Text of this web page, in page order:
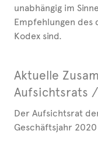
unabhängig im
Empfehlungen des
Kodex sind.
Aktuelle
Aufsichtsrats
Der Aufsichtsrat
Geschäftsjahr